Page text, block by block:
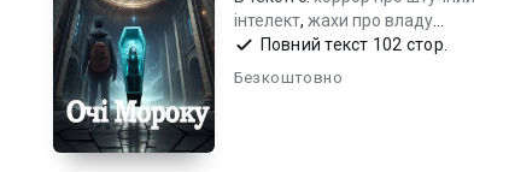
інтелект, жахи про владу
технологій,технотрилерПовний текст 102 стор.
Безкоштовно